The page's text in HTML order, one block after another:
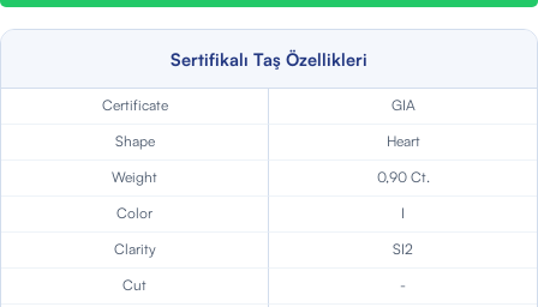
Sertifikalı Taş Özellikleri
Certificate
GIA
Shape
Heart
Weight
0,90 Ct.
Color
I
Clarity
SI2
Cut
-